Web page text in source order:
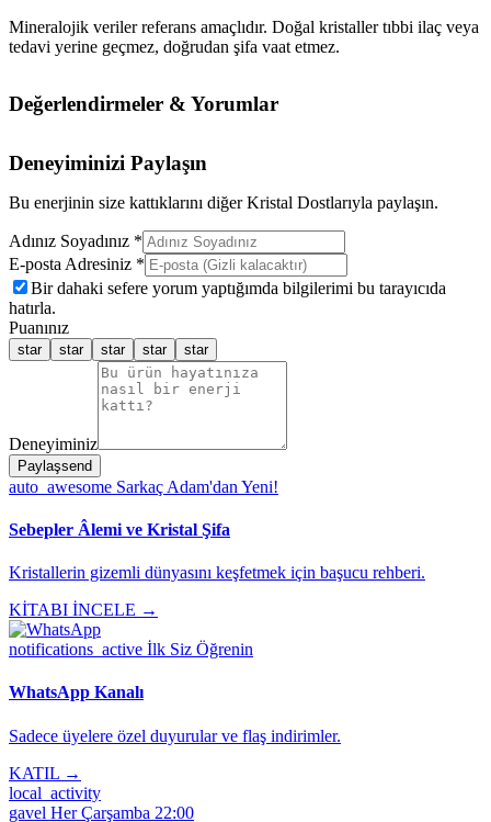
Mineralojik veriler referans amaçlıdır. Doğal kristaller tıbbi ilaç veya
tedavi yerine geçmez, doğrudan şifa vaat etmez.
Değerlendirmeler & Yorumlar
Deneyiminizi Paylaşın
Bu enerjinin size kattıklarını diğer Kristal Dostlarıyla paylaşın.
Adınız Soyadınız *
E-posta Adresiniz *
Bir dahaki sefere yorum yaptığımda bilgilerimi bu tarayıcıda
hatırla.
Puanınız
star star star star star
Deneyiminiz
Paylaşsend
auto_awesome Sarkaç Adam'dan Yeni!
Sebepler Âlemi ve Kristal Şifa
Kristallerin gizemli dünyasını keşfetmek için başucu rehberi.
KİTABI İNCELE →
notifications_active İlk Siz Öğrenin
WhatsApp Kanalı
Sadece üyelere özel duyurular ve flaş indirimler.
KATIL →
local_activity
gavel Her Çarşamba 22:00